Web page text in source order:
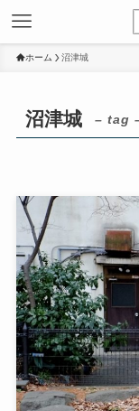
ホーム 沼津城
沼津城 – tag